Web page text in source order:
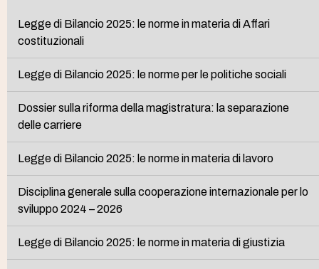
Legge di Bilancio 2025: le norme in materia di Affari
costituzionali
Legge di Bilancio 2025: le norme per le politiche sociali
Dossier sulla riforma della magistratura: la separazione
delle carriere
Legge di Bilancio 2025: le norme in materia di lavoro
Disciplina generale sulla cooperazione internazionale per lo
sviluppo 2024 – 2026
Legge di Bilancio 2025: le norme in materia di giustizia